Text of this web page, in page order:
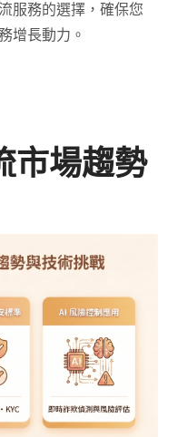
服務的選擇，確保您
增長動力。
市場趨勢